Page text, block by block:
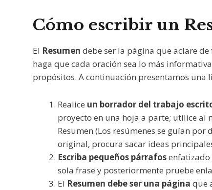
Cómo escribir un
El Resumen debe ser la página que aclare
haga que cada oración sea lo más
propósitos. A continuación presentamos una
Realice un borrador del trabajo
proyecto en una hoja a parte; utilice al
Resumen (Los resúmenes se guían
original, procura sacar ideas
Escriba pequeños párrafosenfatizado
sola frase y posteriormente pruebe
El Resumen debe ser una página que